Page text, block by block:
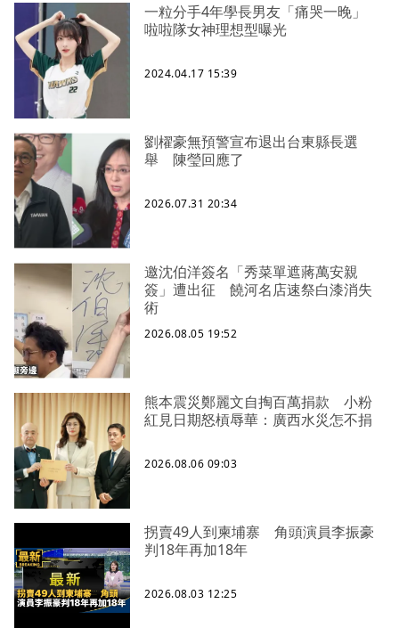
一粒分手4年學長男友「痛哭一晚」
啦啦隊女神理想型曝光
2024.04.17 15:39
劉櫂豪無預警宣布退出台東縣長選
舉 陳瑩回應了
2026.07.31 20:34
邀沈伯洋簽名「秀菜單遮蔣萬安親
簽」遭出征 饒河名店速祭白漆消失
術
2026.08.05 19:52
熊本震災鄭麗文自掏百萬捐款 小粉
紅見日期怒槓辱華：廣西水災怎不捐
2026.08.06 09:03
拐賣49人到柬埔寨 角頭演員李振豪
判18年再加18年
2026.08.03 12:25